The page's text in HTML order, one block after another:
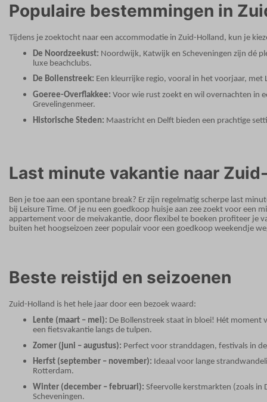
Populaire bestemmingen in
Tijdens je zoektocht naar een accommodatie in Zuid-Holland, kun je
De Noordzeekust: Noordwijk, Katwijk en Scheveningen zijn dé
luxe beachclubs.
De Bollenstreek: Een kleurrijke regio, vooral in het voorjaar, met
Goeree-Overflakkee: Voor wie rust zoekt en wil overnachten in
Grevelingenmeer.
Historische Steden: Maastricht en Delft bieden een prachtige
Last minute vakantie naar
Ben je toe aan een spontane break? Er zijn regelmatig scherpe last
bij Leisure Time. Of je nu een goedkoop huisje aan zee zoekt voor een
appartement voor de meivakantie, door flexibel te boeken profiteer je
buiten het hoogseizoen zeer populair voor een goedkoop weekendje
Beste reistijd en seizoenen
Zuid-Holland is het hele jaar door een bezoek waard:
Lente (maart – mei): De Bollenstreek staat in bloei! Hét moment
een fietsvakantie langs de tulpen.
Zomer (juni – augustus): Perfect voor stranddagen, festivals in
Herfst (september – november): Ideaal voor lange
Rotterdam.
Winter (december – februari): Sfeervolle kerstmarkten (zoals in
Scheveningen.